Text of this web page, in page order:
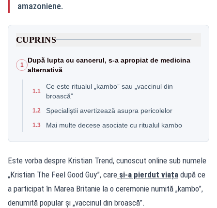
amazoniene.
CUPRINS
1
După lupta cu cancerul, s-a apropiat de medicina
alternativă
1.1
Ce este ritualul „kambo” sau „vaccinul din
broască”
1.2 Specialiștii avertizează asupra pericolelor
1.3 Mai multe decese asociate cu ritualul kambo
Este vorba despre Kristian Trend, cunoscut online sub numele
„Kristian The Feel Good Guy”, care și-a pierdut viața după ce
a participat în Marea Britanie la o ceremonie numită „kambo”,
denumită popular și „vaccinul din broască”.